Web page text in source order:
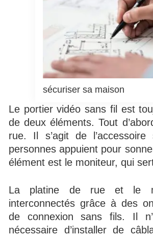
sécuriser sa maison
Le portier vidéo sans fil est
de deux éléments. Tout
rue. Il s’agit de
personnes appuient pour
élément est le moniteur, qui
La platine de rue et le
interconnectés grâce à des
de connexion sans fils. Il
nécessaire d’installer de